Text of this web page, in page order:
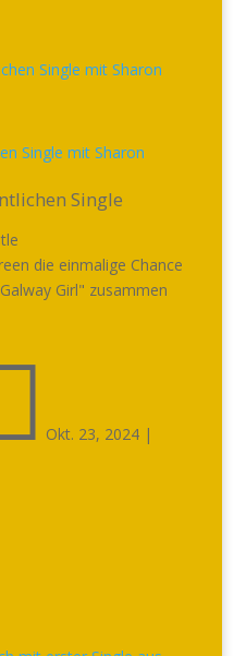
Single mit Sharon
Single
die einmalige Chance
Girl" zusammen
Okt. 23, 2024|